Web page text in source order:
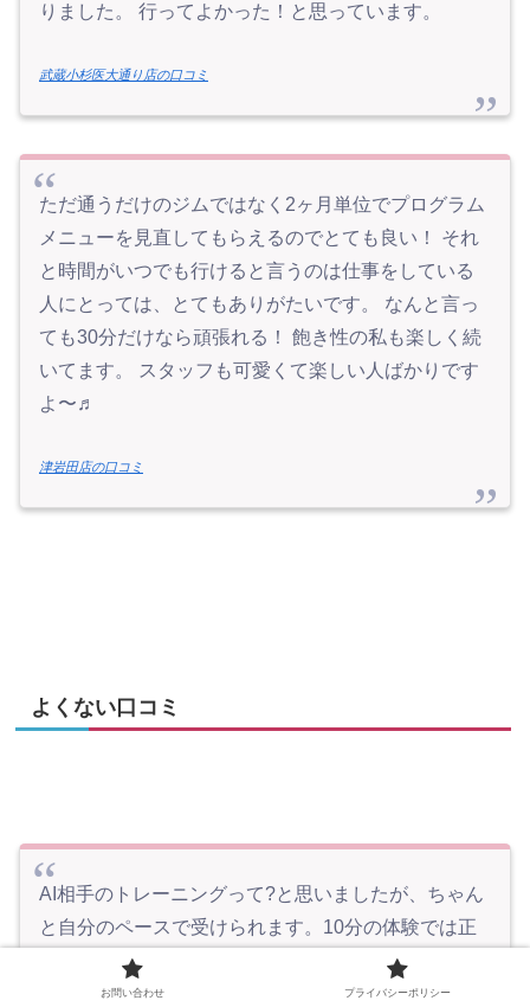
りました。 行ってよかった！と思っています。
武蔵小杉医大通り店の口コミ
ただ通うだけのジムではなく2ヶ月単位でプログラム
メニューを見直してもらえるのでとても良い！ それ
と時間がいつでも行けると言うのは仕事をしている
人にとっては、とてもありがたいです。 なんと言っ
ても30分だけなら頑張れる！ 飽き性の私も楽しく続
いてます。 スタッフも可愛くて楽しい人ばかりです
よ〜♬
津岩田店の口コミ
よくない口コミ
AI相手のトレーニングって?と思いましたが、ちゃん
と自分のペースで受けられます。10分の体験では正
直続くかわかりません。私はたとえ少し有料でもち
ゃんと30分受けたかったです。ロッカーがめちゃく
お問い合わせ プライバシーポリシー